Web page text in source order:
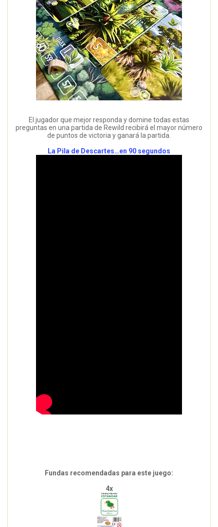
El jugador que mejor responda y domine todas estas
preguntas en una partida de Rewild recibirá el mayor número
de puntos de victoria y ganará la partida.
La Pila de Descartes…en 90 segundos
Fundas recomendadas para este juego:
4x